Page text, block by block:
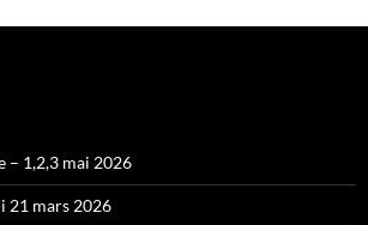
– 1,2,3 mai 2026
21 mars 2026